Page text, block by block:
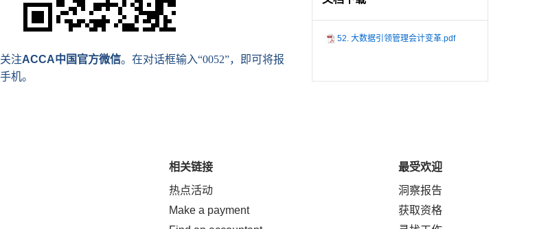
注ACCA中国官方微信。在对话框输入“0052”，即可将报
机。
52. 大数据引领管理会计变革.pdf
相关链接
热点活动
Make a payment
最受欢迎
洞察报告
获取资格